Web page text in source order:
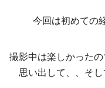
今回は初めての
撮影中は楽しかった
思い出して、、そし